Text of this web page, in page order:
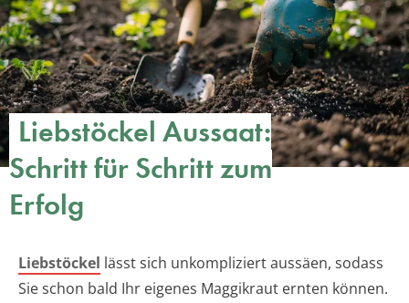
Liebstöckel Aussaat:
Schritt für Schritt zum
Erfolg
Liebstöckel lässt sich unkompliziert aussäen, sodass
Sie schon bald Ihr eigenes Maggikraut ernten können.